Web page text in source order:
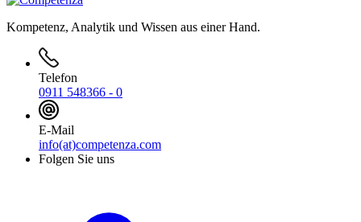
Kompetenz, Analytik und Wissen aus einer Hand.
Telefon
0911 548366 - 0
E-Mail
info(at)competenza.com
Folgen Sie uns